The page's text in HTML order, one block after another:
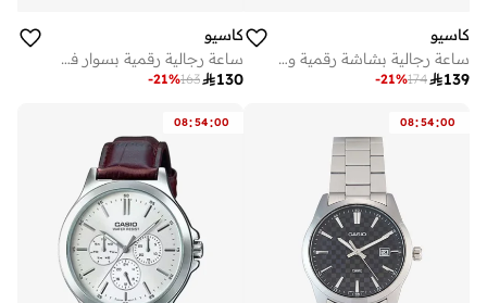
كاسيو
ساعة رجالية بشاشة رقمية وسوار ستانلس ستيل فضي - W-218HD-1AVDF
139
174
-21%
كاسيو
ساعة رجالية رقمية بسوار فضي من الستانلس ستيل
130
163
-21%
08:54:00
08:54:00